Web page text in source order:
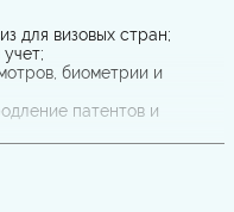
для визовых стран;
биометрии и
патентов и
договоров;